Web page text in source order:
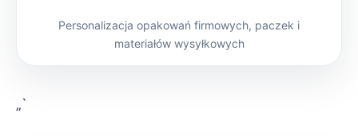
Personalizacja opakowań firmowych, paczek i
materiałów wysyłkowych
„`